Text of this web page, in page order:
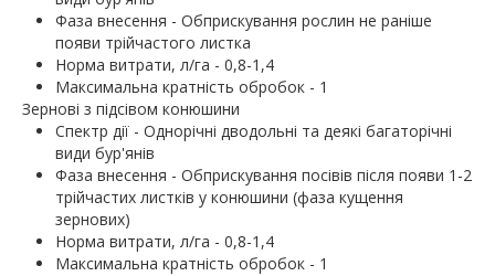
Фаза внесення - Обприскування рослин не раніше
появи трійчастого листка
Норма витрати, л/га - 0,8-1,4
Максимальна кратність обробок - 1
Зернові з підсівом конюшини
Спектр дії - Однорічні дводольні та деякі багаторічні
види бур'янів
Фаза внесення - Обприскування посівів після появи 1-2
трійчастих листків у конюшини (фаза кущення
зернових)
Норма витрати, л/га - 0,8-1,4
Максимальна кратність обробок - 1